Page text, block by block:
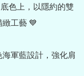
色上，以隱約的雙
工藝 💙
軍藍設計，強化肩